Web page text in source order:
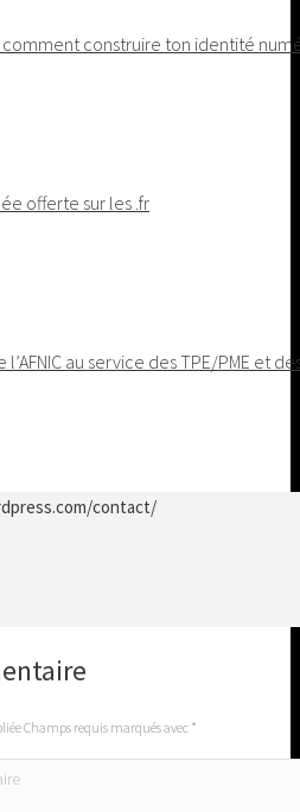
comment construire ton identité
offerte sur les .fr
l’AFNIC au service des TPE/PME et
contact/
Champs requis marqués avec *